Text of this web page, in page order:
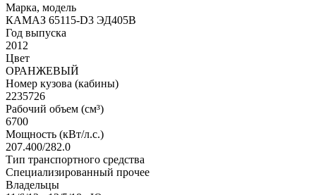
Марка, модель
КАМАЗ 65115-D3 ЭД405В
Год выпуска
2012
Цвет
ОРАНЖЕВЫЙ
Номер кузова (кабины)
2235726
Рабочий объем (см³)
6700
Мощность (кВт/л.с.)
207.400/282.0
Тип транспортного средства
Специализированный прочее
Владельцы